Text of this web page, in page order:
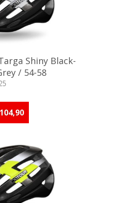
Shiny Black-
/ 54-58
Minder dan 5 stuks